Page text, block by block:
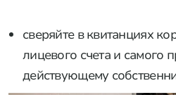
сверяйте в квитанциях
лицевого счета и самого
действующему